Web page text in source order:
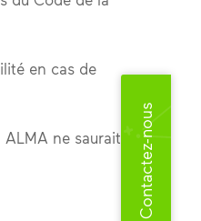
Contactez-nous
en cas de
ne saurait